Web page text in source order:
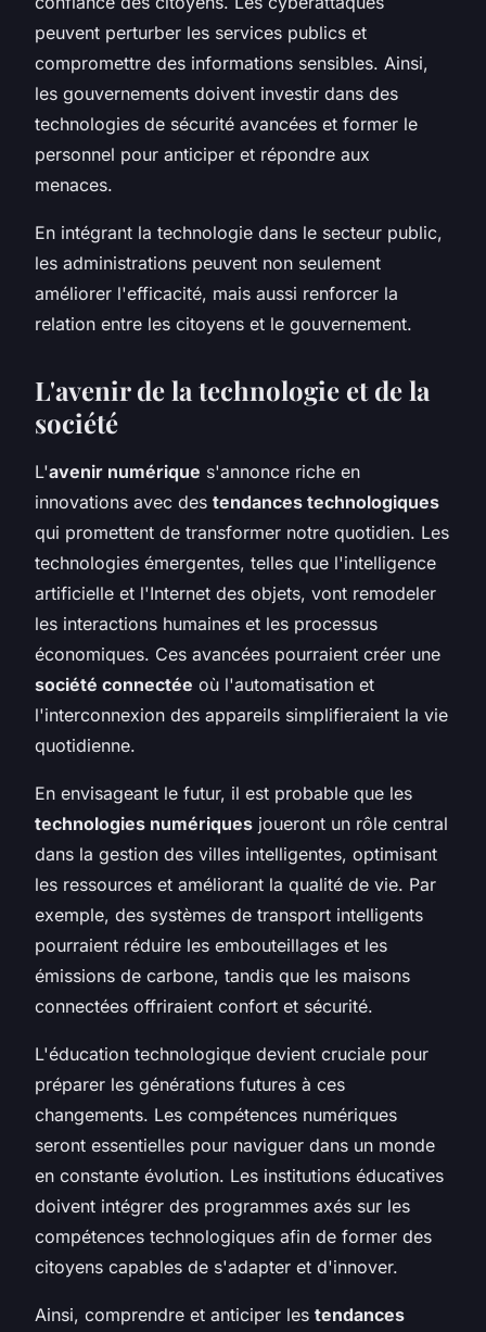
peuvent perturber les services publics et
compromettre des informations sensibles. Ainsi,
les gouvernements doivent investir dans des
technologies de sécurité avancées et former le
personnel pour anticiper et répondre aux
menaces.
En intégrant la technologie dans le secteur public,
les administrations peuvent non seulement
améliorer l'efficacité, mais aussi renforcer la
relation entre les citoyens et le gouvernement.
L'avenir de la technologie et de la
société
L'avenir numérique s'annonce riche en
innovations avec des tendances technologiques
qui promettent de transformer notre quotidien. Les
technologies émergentes, telles que l'intelligence
artificielle et l'Internet des objets, vont remodeler
les interactions humaines et les processus
économiques. Ces avancées pourraient créer une
société connectée où l'automatisation et
l'interconnexion des appareils simplifieraient la vie
quotidienne.
En envisageant le futur, il est probable que les
technologies numériques joueront un rôle central
dans la gestion des villes intelligentes, optimisant
les ressources et améliorant la qualité de vie. Par
exemple, des systèmes de transport intelligents
pourraient réduire les embouteillages et les
émissions de carbone, tandis que les maisons
connectées offriraient confort et sécurité.
L'éducation technologique devient cruciale pour
préparer les générations futures à ces
changements. Les compétences numériques
seront essentielles pour naviguer dans un monde
en constante évolution. Les institutions éducatives
doivent intégrer des programmes axés sur les
compétences technologiques afin de former des
citoyens capables de s'adapter et d'innover.
Ainsi, comprendre et anticiper les tendances